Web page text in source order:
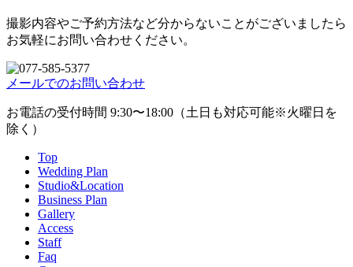
撮影内容やご予約方法など分からないことがございましたら
お気軽にお問い合わせください。
メールでのお問い合わせ
お電話の受付時間 9:30〜18:00（土日も対応可能※火曜日を
除く）
Top
Wedding Plan
Studio&Location
Business Plan
Gallery
Access
Staff
Faq